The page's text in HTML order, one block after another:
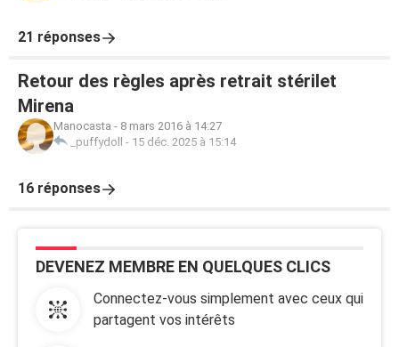
21 réponses
Retour des règles après retrait stérilet
Mirena
Manocasta - 8 mars 2016 à 14:27
_puffydoll - 15 déc. 2025 à 15:14
16 réponses
DEVENEZ MEMBRE EN QUELQUES CLICS
Connectez-vous simplement avec ceux qui
partagent vos intérêts